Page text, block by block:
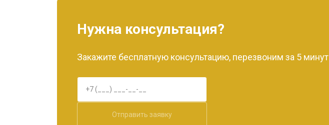
Нужна консультация?
Закажите бесплатную консультацию, перезвоним за 5 минут
Отправить заявку